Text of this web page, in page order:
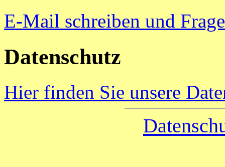
E-Mail schreiben und
Datenschutz
Hier finden Sie unsere